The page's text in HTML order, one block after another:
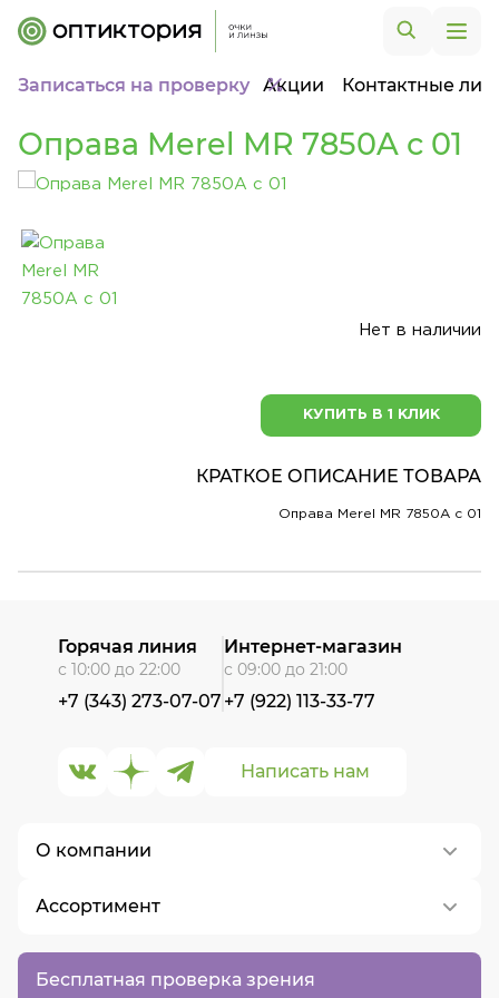
Записаться на проверку Акции Контактные
Оправа Merel MR 7850A с 01
Нет в наличии
КУПИТЬ В 1 КЛИК
КРАТКОЕ ОПИСАНИЕ ТОВАРА
Оправа Merel MR 7850A с 01
Бесплатная проверка зрения
О компании
О нас
Контакты
Вакансии
Ассортимент
Написать нам
Горячая линия
с 10:00 до 22:00
+7 (343) 273-07-07
Интернет-магазин
с 09:00 до 21:00
+7 (922) 113-33-77